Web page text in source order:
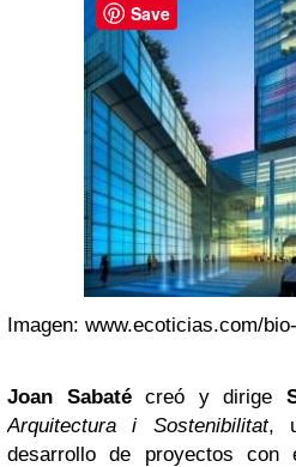
Imagen: www.ecoticias.com/
Joan Sabatécreó y dirige
Arquitectura i Sostenibilitat,
desarrollo de proyectos con
Save